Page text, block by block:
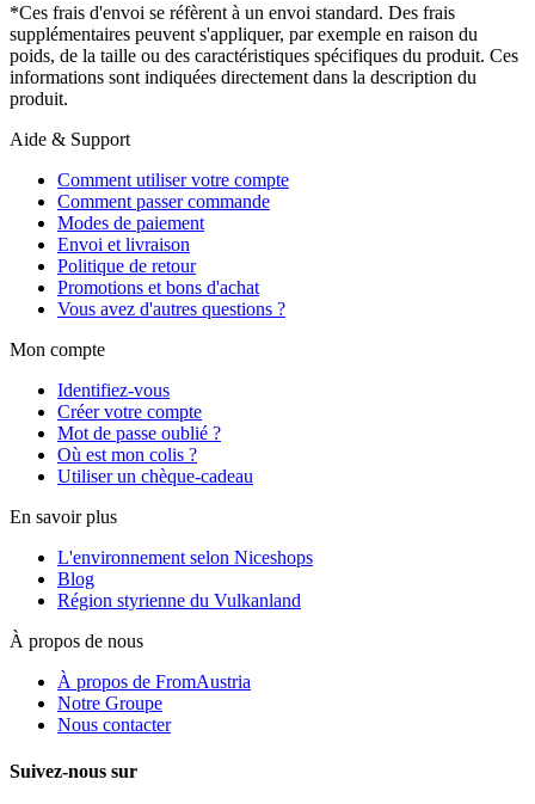
*Ces frais d'envoi se réfèrent à un envoi standard. Des frais
supplémentaires peuvent s'appliquer, par exemple en raison du
poids, de la taille ou des caractéristiques spécifiques du produit. Ces
informations sont indiquées directement dans la description du
produit.
Aide & Support
Comment utiliser votre compte
Comment passer commande
Modes de paiement
Envoi et livraison
Politique de retour
Promotions et bons d'achat
Vous avez d'autres questions ?
Mon compte
Identifiez-vous
Créer votre compte
Mot de passe oublié ?
Où est mon colis ?
Utiliser un chèque-cadeau
En savoir plus
L'environnement selon Niceshops
Blog
Région styrienne du Vulkanland
À propos de nous
À propos de FromAustria
Notre Groupe
Nous contacter
Suivez-nous sur